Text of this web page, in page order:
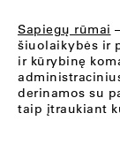
Sapiegų rūmai
šiuolaikybės ir
ir kūrybinę
derinamos su
taip įtraukiant